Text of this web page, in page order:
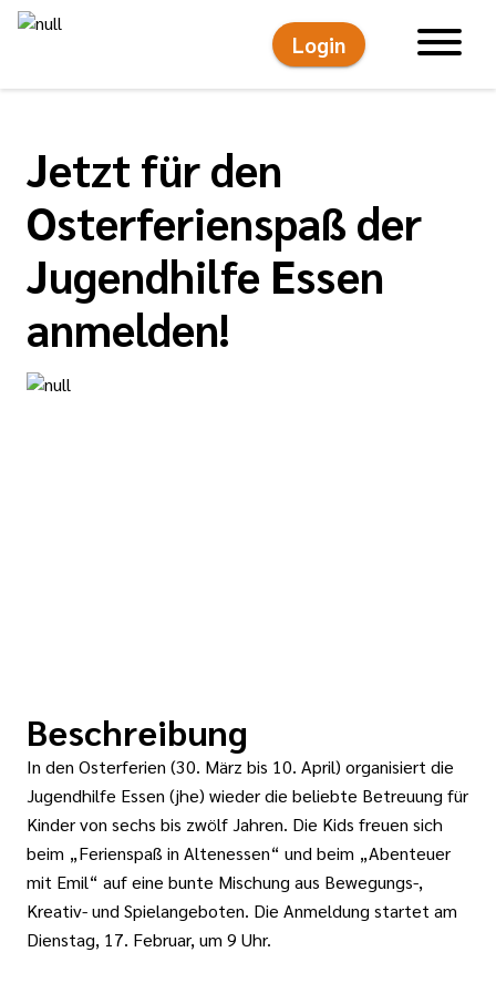
Login
Jetzt für den
Osterferienspaß der
Jugendhilfe Essen
anmelden!
Beschreibung
In den Osterferien (30. März bis 10. April) organisiert die
Jugendhilfe Essen (jhe) wieder die beliebte Betreuung für
Kinder von sechs bis zwölf Jahren. Die Kids freuen sich
beim „Ferienspaß in Altenessen“ und beim „Abenteuer
mit Emil“ auf eine bunte Mischung aus Bewegungs-,
Kreativ- und Spielangeboten. Die Anmeldung startet am
Dienstag, 17. Februar, um 9 Uhr.